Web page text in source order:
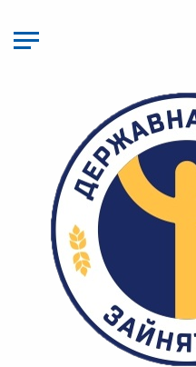
основного
матеріалу